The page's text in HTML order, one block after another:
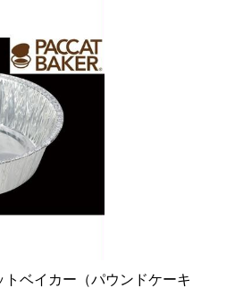
ベイカー（パウンドケーキ